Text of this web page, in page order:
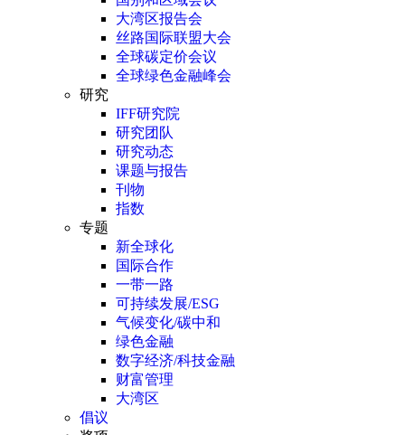
大湾区报告会
丝路国际联盟大会
全球碳定价会议
全球绿色金融峰会
研究
IFF研究院
研究团队
研究动态
课题与报告
刊物
指数
专题
新全球化
国际合作
一带一路
可持续发展/ESG
气候变化/碳中和
绿色金融
数字经济/科技金融
财富管理
大湾区
倡议